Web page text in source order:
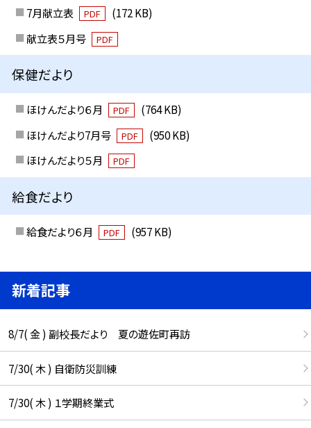
7月献立表
PDF
(172 KB)
献立表５月号
PDF
保健だより
ほけんだより６月 PDF
(764 KB)
ほけんだより7月号
PDF
(950 KB)
ほけんだより５月
PDF
給食だより
給食だより６月 PDF (957 KB)
新着記事
8/7( 金 ) 副校長だより 夏の遊佐町再訪
7/30( 木 ) 自衛防災訓練
7/30( 木 ) １学期終業式